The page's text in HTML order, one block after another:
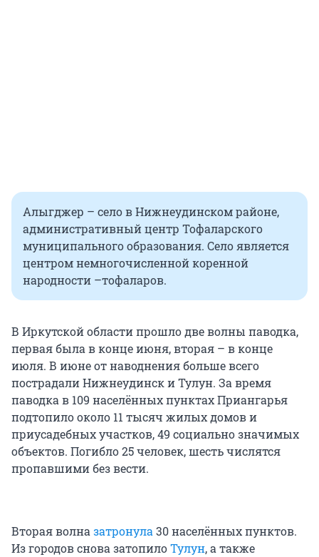
Алыгджер – село в Нижнеудинском районе,
административный центр Тофаларского
муниципального образования. Село является
центром немногочисленной коренной
народности –тофаларов.
В Иркутской области прошло две волны паводка,
первая была в конце июня, вторая – в конце
июля. В июне от наводнения больше всего
пострадали Нижнеудинск и Тулун. За время
паводка в 109 населённых пунктах Приангарья
подтопило около 11 тысяч жилых домов и
приусадебных участков, 49 социально значимых
объектов. Погибло 25 человек, шесть числятся
пропавшими без вести.
Вторая волна затронула 30 населённых пунктов.
Из городов снова затопилоТулун, а также